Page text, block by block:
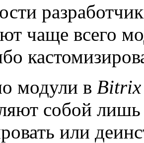
чаще всего
модули в Bitrix
собой
или